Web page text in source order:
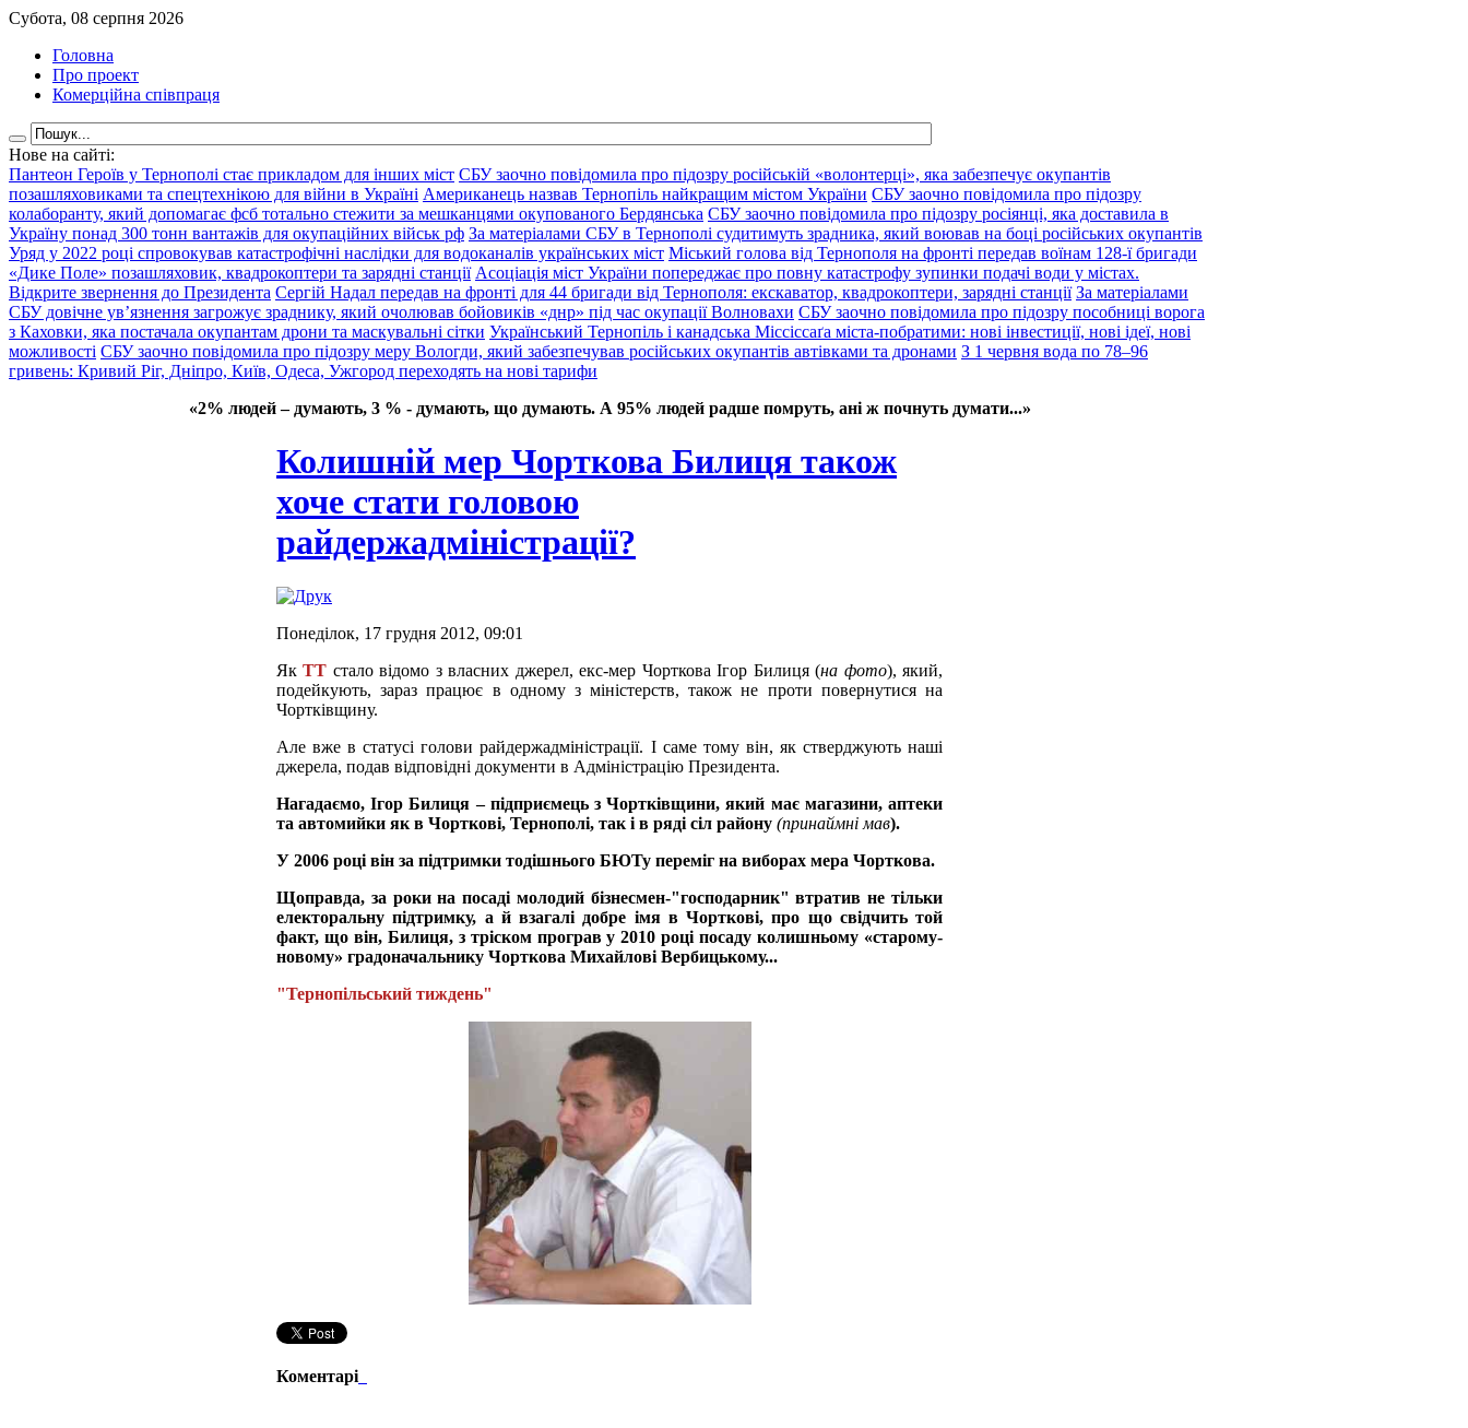
Субота, 08 серпня 2026
Головна
Про проект
Комерційна співпраця
Нове на сайті:
Пантеон Героїв у Тернополі стає прикладом для інших міст СБУ заочно повідомила про підозру російській «волонтерці», яка забезпечує окупантів
позашляховиками та спецтехнікою для війни в Україні Американець назвав Тернопіль найкращим містом України СБУ заочно повідомила про підозру
колаборанту, який допомагає фсб тотально стежити за мешканцями окупованого Бердянська СБУ заочно повідомила про підозру росіянці, яка доставила в
Україну понад 300 тонн вантажів для окупаційних військ рф За матеріалами СБУ в Тернополі судитимуть зрадника, який воював на боці російських окупантів
Уряд у 2022 році спровокував катастрофічні наслідки для водоканалів українських міст Міський голова від Тернополя на фронті передав воїнам 128-ї бригади
«Дике Поле» позашляховик, квадрокоптери та зарядні станції Асоціація міст України попереджає про повну катастрофу зупинки подачі води у містах.
Відкрите звернення до Президента Сергій Надал передав на фронті для 44 бригади від Тернополя: екскаватор, квадрокоптери, зарядні станції За матеріалами
СБУ довічне ув’язнення загрожує зраднику, який очолював бойовиків «днр» під час окупації Волновахи СБУ заочно повідомила про підозру пособниці ворога
з Каховки, яка постачала окупантам дрони та маскувальні сітки Український Тернопіль і канадська Міссіссаґа міста-побратими: нові інвестиції, нові ідеї, нові
можливості СБУ заочно повідомила про підозру меру Вологди, який забезпечував російських окупантів автівками та дронами З 1 червня вода по 78–96
гривень: Кривий Ріг, Дніпро, Київ, Одеса, Ужгород переходять на нові тарифи
«2% людей – думають, 3 % - думають, що думають. А 95% людей радше помруть, ані ж почнуть думати...»
Колишній мер Чорткова Билиця також
хоче стати головою
райдержадміністрації?
Понеділок, 17 грудня 2012, 09:01
ЯкТТ стало відомо з власних джерел, екс-мер Чорткова Ігор Билиця (на фото), який,
подейкують, зараз працює в одному з міністерств, також не проти повернутися на
Чортківщину.
Але вже в статусі голови райдержадміністрації. І саме тому він, як стверджують наші
джерела, подав відповідні документи в Адміністрацію Президента.
Нагадаємо, Ігор Билиця – підприємець з Чортківщини, який має магазини, аптеки
та автомийки як в Чорткові, Тернополі, так і в ряді сіл району (принаймні мав).
У 2006 році він за підтримки тодішнього БЮТу переміг на виборах мера Чорткова.
Щоправда, за роки на посаді молодий бізнесмен-"господарник" втратив не тільки
електоральну підтримку, а й взагалі добре імя в Чорткові, про що свідчить той
факт, що він, Билиця, з тріском програв у 2010 році посаду колишньому «старому-
новому» градоначальнику Чорткова Михайлові Вербицькому...
"Тернопільський тиждень"
Коментарі